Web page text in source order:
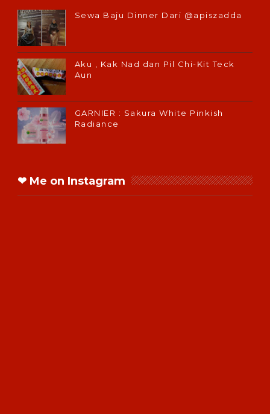
Sewa Baju Dinner Dari @apiszadda
Aku , Kak Nad dan Pil Chi-Kit Teck
Aun
GARNIER : Sakura White Pinkish
Radiance
❤ Me on Instagram